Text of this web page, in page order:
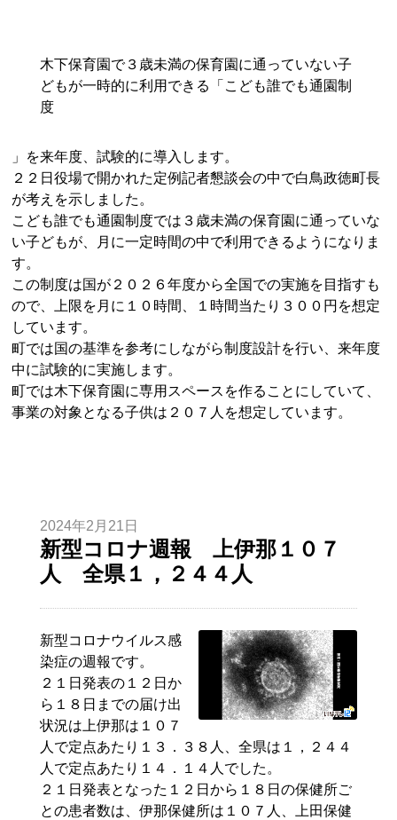
木下保育園で３歳未満の保育園に通っていない子
どもが一時的に利用できる「こども誰でも通園制
度
」を来年度、試験的に導入します。
２２日役場で開かれた定例記者懇談会の中で白鳥政徳町長
が考えを示しました。
こども誰でも通園制度では３歳未満の保育園に通っていな
い子どもが、月に一定時間の中で利用できるようになりま
す。
この制度は国が２０２６年度から全国での実施を目指すも
ので、上限を月に１０時間、１時間当たり３００円を想定
しています。
町では国の基準を参考にしながら制度設計を行い、来年度
中に試験的に実施します。
町では木下保育園に専用スペースを作ることにしていて、
事業の対象となる子供は２０７人を想定しています。
2024年2月21日
新型コロナ週報 上伊那１０７
人 全県１，２４４人
新型コロナウイルス感
染症の週報です。
２１日発表の１２日か
ら１８日までの届け出
状況は上伊那は１０７
人で定点あたり１３．３８人、全県は１，２４４
人で定点あたり１４．１４人でした。
２１日発表となった１２日から１８日の保健所ご
との患者数は、伊那保健所は１０７人、上田保健